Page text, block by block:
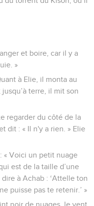
toute son armée. Il
et l'attaqua.
à Achab, le roi
Ben-Hadad : ‘Ton
femmes et tes plus
le dis, mon seigneur le
»
: « Voici ce que dit Ben-
ton argent et ton or,
heure, mes serviteurs
de tes serviteurs,
as de précieux et